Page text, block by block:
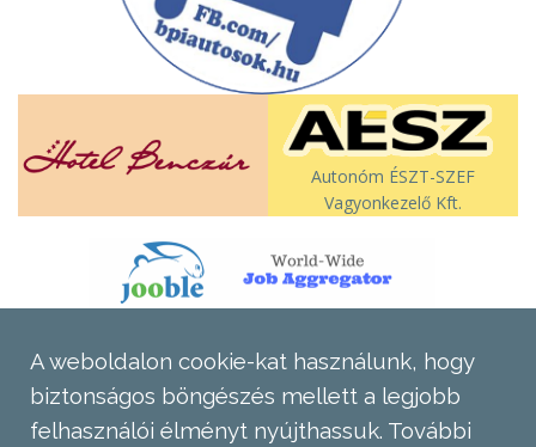
Autonóm ÉSZT-SZEF
Vagyonkezelő Kft.
A weboldalon cookie-kat használunk, hogy
biztonságos böngészés mellett a legjobb
felhasználói élményt nyújthassuk. További